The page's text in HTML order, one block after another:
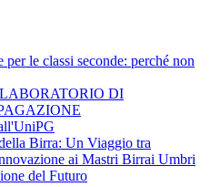
per le classi seconde: perché non
DI
Birra: Un Viaggio tra
ai Mastri Birrai Umbri
del Futuro